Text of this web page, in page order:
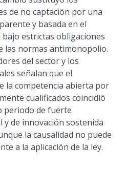
de no captación por una
y basada en el
bajo estrictas obligaciones
las normas antimonopolio.
del sector y los
señalan que el
la competencia abierta por
cualificados coincidió
periodo de fuerte
y de innovación sostenida
la causalidad no puede
a la aplicación de la ley.